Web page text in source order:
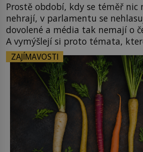
Prostě období, kdy se téměř nic
nehrají, v parlamentu se
dovolené a média tak nemají o
A vymýšlejí si proto témata,
nezajímají. Proč je však ona
zrovna s okurkami? Okurkovou
od poloviny 19. století, ovšem
ZAJÍMAVOSTI